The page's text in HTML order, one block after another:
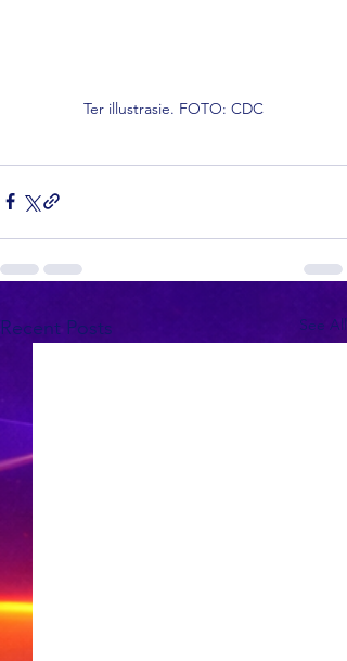
Ter illustrasie. FOTO: CDC
Recent Posts See All